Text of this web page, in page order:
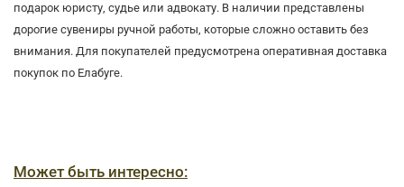
подарок юристу, судье или адвокату. В наличии представлены
дорогие сувениры ручной работы, которые сложно оставить без
внимания. Для покупателей предусмотрена оперативная доставка
покупок по Елабуге.
Может быть интересно: